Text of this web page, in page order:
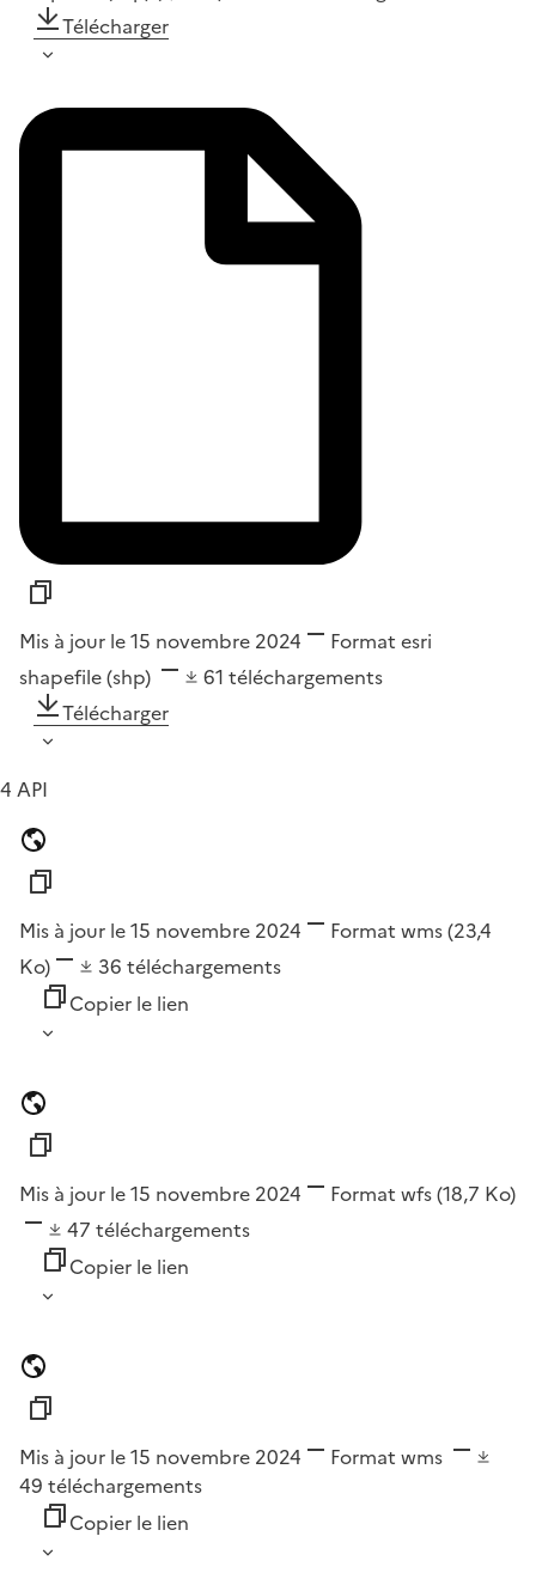
Télécharger
Mis à jour le 15 novembre 2024 Format esri
shapefile (shp)
61 téléchargements
Télécharger
4 API
Mis à jour le 15 novembre 2024 Format wms(23,4
Ko)
36 téléchargements
Copier le lien
Mis à jour le 15 novembre 2024 Format wfs(18,7 Ko)
47 téléchargements
Copier le lien
Mis à jour le 15 novembre 2024 Format wms
49 téléchargements
Copier le lien